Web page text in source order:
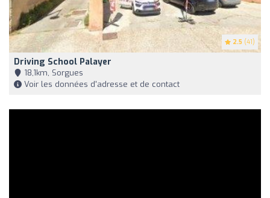
2.5 (41)
Driving School Palayer
18,1km, Sorgues
Voir les données d'adresse et de contact